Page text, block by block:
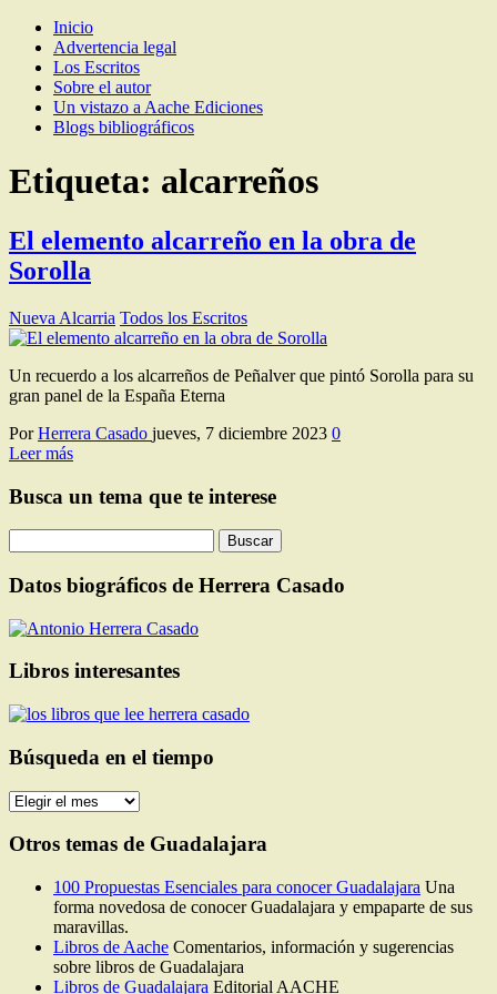
Los Escritos de Herrera Casado
Artículos y comentarios sobre Guadalajara
Inicio
Advertencia legal
Los Escritos
Sobre el autor
Un vistazo a Aache Ediciones
Blogs bibliográficos
Etiqueta: alcarreños
El elemento alcarreño en la obra de
Sorolla
Nueva Alcarria Todos los Escritos
Un recuerdo a los alcarreños de Peñalver que pintó Sorolla para su
gran panel de la España Eterna
Por Herrera Casado jueves, 7 diciembre 2023 0
Leer más
Busca un tema que te interese
Datos biográficos de Herrera Casado
Libros interesantes
Búsqueda en el tiempo
Búsqueda
el
Otros temas de Guadalajara
100 Propuestas Esenciales para conocer Guadalajara Una
forma novedosa de conocer Guadalajara y empaparte de sus
maravillas.
Libros de Aache Comentarios, información y sugerencias
sobre libros de Guadalajara
Libros de Guadalajara Editorial AACHE